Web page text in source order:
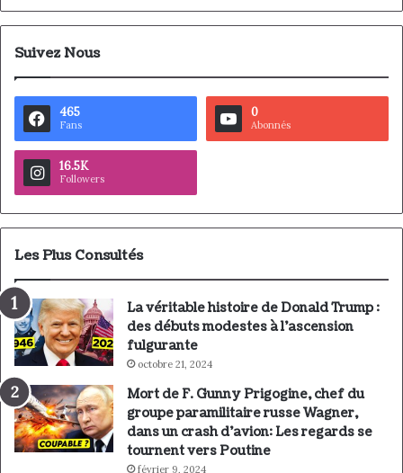
Suivez Nous
465
Fans
0
Abonnés
16.5K
Followers
Les Plus Consultés
La véritable histoire de Donald Trump :
des débuts modestes à l’ascension
fulgurante
octobre 21, 2024
Mort de F. Gunny Prigogine, chef du
groupe paramilitaire russe Wagner,
dans un crash d’avion: Les regards se
tournent vers Poutine
février 9, 2024